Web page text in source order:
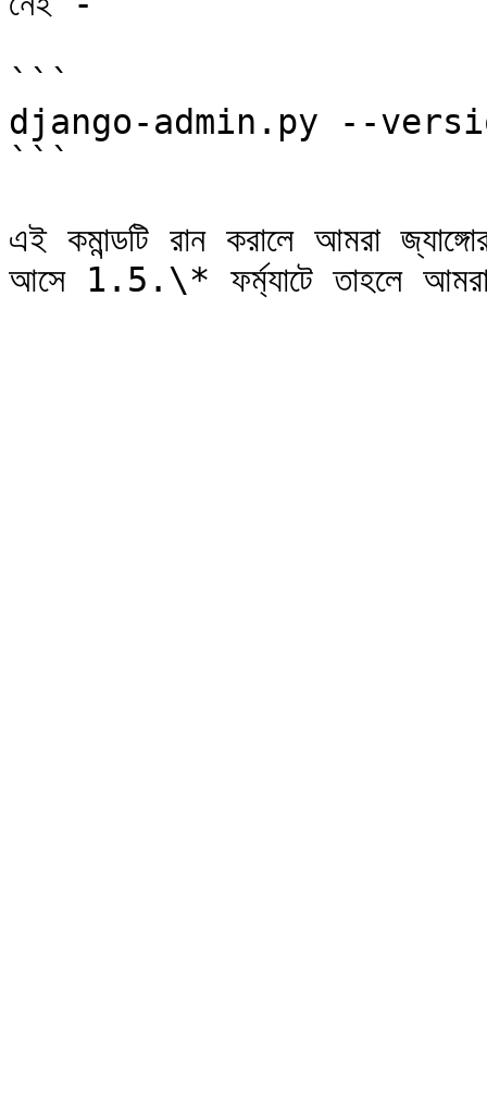
```
django-admin.py --
```
এই কমান্ডটি রান করালে আমরা